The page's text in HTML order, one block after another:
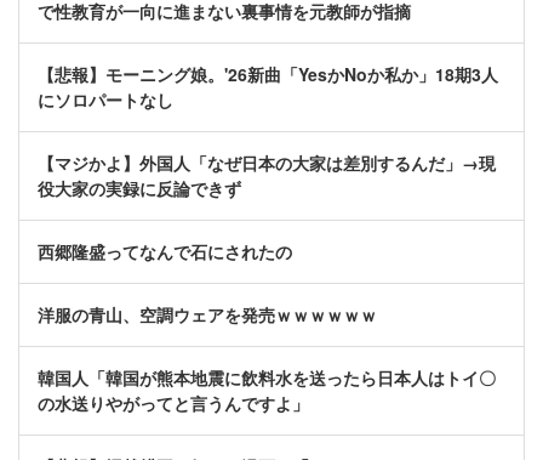
で性教育が一向に進まない裏事情を元教師が指摘
【悲報】モーニング娘。'26新曲「YesかNoか私か」18期3人
にソロパートなし
【マジかよ】外国人「なぜ日本の大家は差別するんだ」→現
役大家の実録に反論できず
西郷隆盛ってなんで石にされたの
洋服の青山、空調ウェアを発売ｗｗｗｗｗｗ
韓国人「韓国が熊本地震に飲料水を送ったら日本人はトイ〇
の水送りやがってと言うんですよ」